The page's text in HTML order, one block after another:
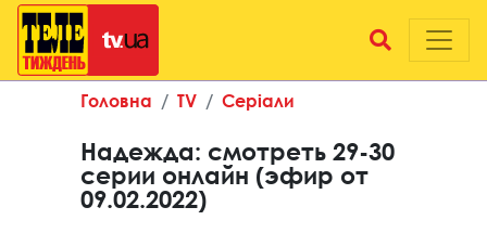
Головна TV Серіали
Надежда: смотреть 29-30
серии онлайн (эфир от
09.02.2022)